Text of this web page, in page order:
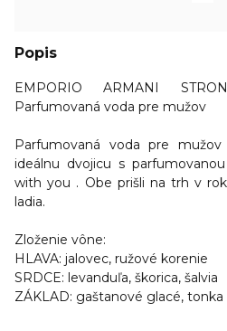
Popis
EMPORIO ARMANI
Parfumovaná voda pre mužov
Parfumovaná voda pre
ideálnu dvojicu s
with you . Obe prišli na trh v
ladia.
Zloženie vône:
HLAVA: jalovec, ružové korenie
SRDCE: levanduľa, škorica, šalvia
ZÁKLAD: gaštanové glacé, tonka